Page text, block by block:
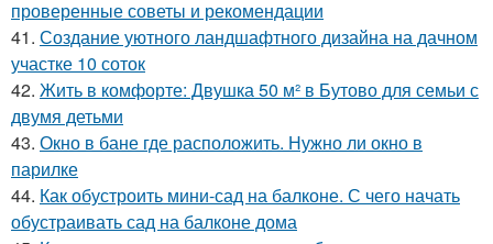
проверенные советы и рекомендации
41. Создание уютного ландшафтного дизайна на дачном
участке 10 соток
42. Жить в комфорте: Двушка 50 м² в Бутово для семьи с
двумя детьми
43. Окно в бане где расположить. Нужно ли окно в
парилке
44. Как обустроить мини-сад на балконе. С чего начать
обустраивать сад на балконе дома